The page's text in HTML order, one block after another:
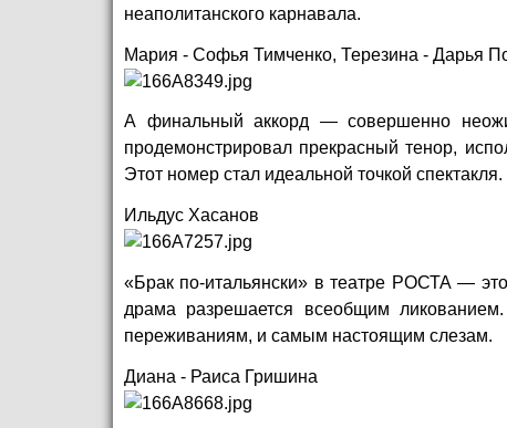
неаполитанского карнавала.
Мария - Софья Тимченко, Терезина - Дарья
А финальный аккорд — совершенно
продемонстрировал прекрасный тенор,
Этот номер стал идеальной точкой спектакля.
Ильдус Хасанов
«Брак по-итальянски» в театре РОСТА — это
драма разрешается всеобщим
переживаниям, и самым настоящим слезам.
Диана - Раиса Гришина